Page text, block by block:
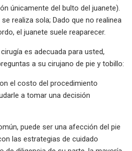
únicamente del bulto del juanete).
realiza sola; Dado que no realinea
el juanete suele reaparecer.
es adecuada para usted,
a su cirujano de pie y tobillo:
el costo del procedimiento
a tomar una decisión
puede ser una afección del pie
las estrategias de cuidado